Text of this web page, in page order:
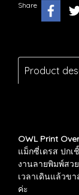
Share
Product
OWL Print
แม็กซี่เดรส ปก
งานลายพิมพ์สว
เวลาเดินแล้วข
ค่ะ